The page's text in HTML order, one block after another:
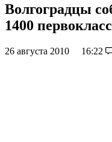
Волгоградцы
1400
26 августа 2010 16:22